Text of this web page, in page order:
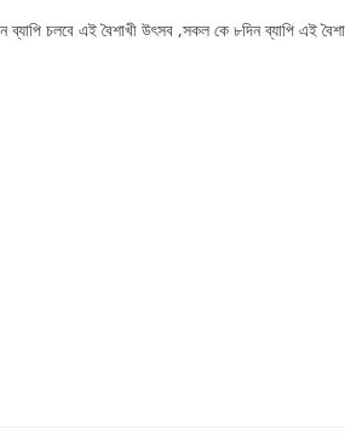
ব্যাপি চলবে এই বৈশাখী উৎসব ,সকল কে ৮দিন ব্যাপি এই